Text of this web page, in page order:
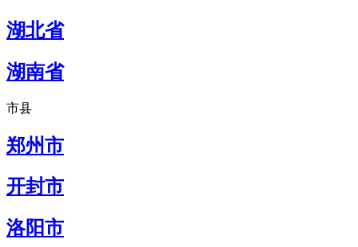
湖北省
湖南省
市县
郑州市
开封市
洛阳市